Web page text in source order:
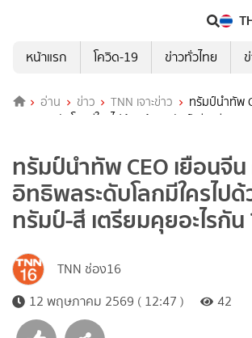
หน้าแรก
โควิด-19 ข่าวทั่วไทย
อ่าน ข่าว TNN เจาะข่าว
ทรัมป์นำทัพ
อิทธิพลระดับโลกมีใครไปด้วยบ้าง ทรัมป์-สี เตรียมคุยอ
ทรัมป์นำทัพ CEO เยือนจี
อิทธิพลระดับโลกมีใครไป
ทรัมป์-สี เตรียมคุยอะไรกัน
TNN ช่อง16
12 พฤษภาคม 2569 ( 12:47 )
42